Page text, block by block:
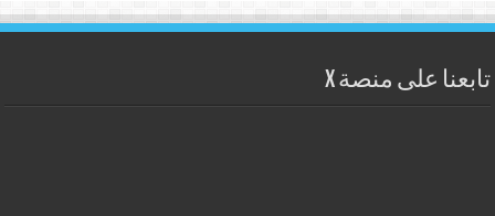
تابعنا على منصة X